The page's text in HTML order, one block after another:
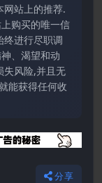
网站上的推荐.
购买的唯一信
终进行尽职调
、渴望和动
失风险,并且无
能获得任何收
分享